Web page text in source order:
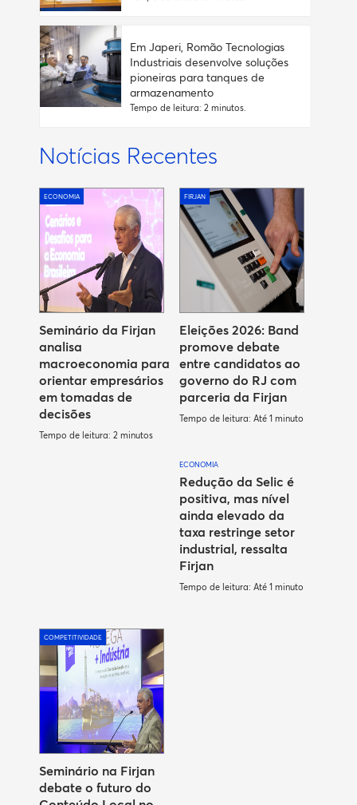
Em Japeri, Romão Tecnologias
Industriais desenvolve soluções
pioneiras para tanques de
armazenamento
Tempo de leitura: 2 minutos.
Notícias Recentes
ECONOMIA
Seminário da Firjan
analisa
macroeconomia para
orientar empresários
em tomadas de
decisões
Tempo de leitura: 2 minutos
FIRJAN
Eleições 2026: Band
promove debate
entre candidatos ao
governo do RJ com
parceria da Firjan
Tempo de leitura: Até 1 minuto
ECONOMIA
Redução da Selic é
positiva, mas nível
ainda elevado da
taxa restringe setor
industrial, ressalta
Firjan
Tempo de leitura: Até 1 minuto
COMPETITIVIDADE
Seminário na Firjan
debate o futuro do